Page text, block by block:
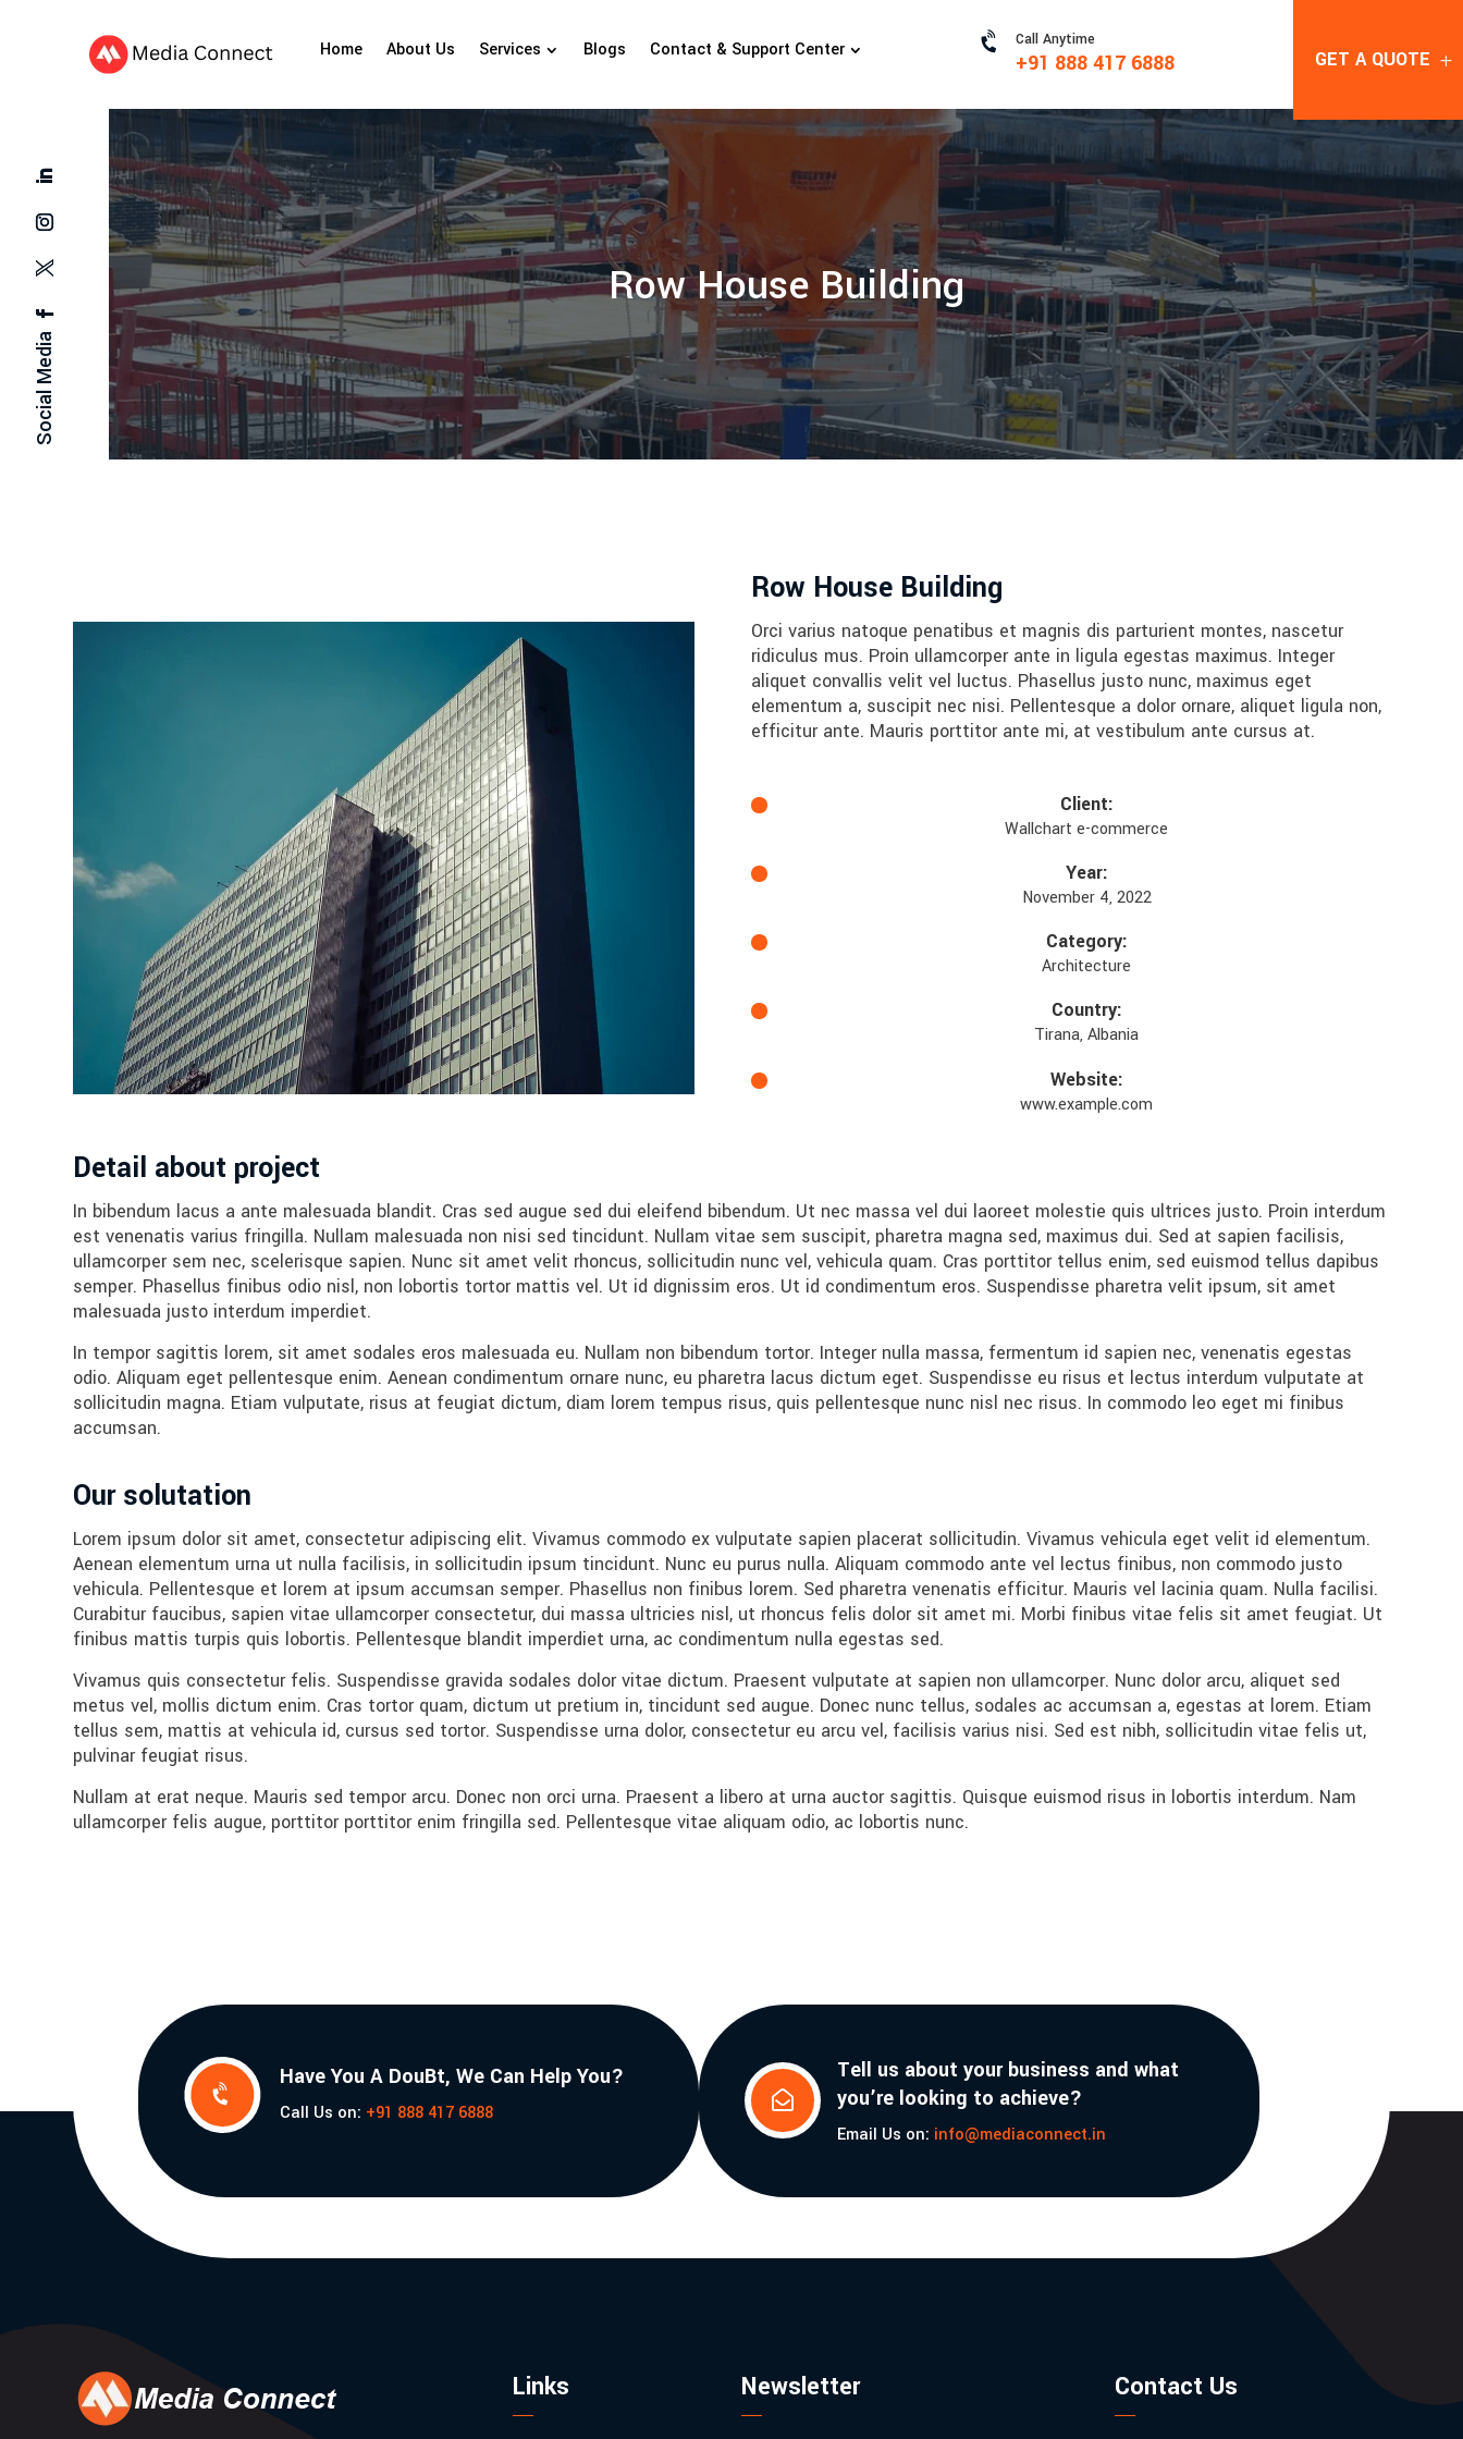
Home About Us Services Blogs Contact & Support Center  Call Anytime
+91 888 417 6888 GET A QUOTE
Row House Building
Social Media
Row House Building
Orci varius natoque penatibus et magnis dis parturient montes, nascetur
ridiculus mus. Proin ullamcorper ante in ligula egestas maximus. Integer
aliquet convallis velit vel luctus. Phasellus justo nunc, maximus eget
elementum a, suscipit nec nisi. Pellentesque a dolor ornare, aliquet ligula non,
efficitur ante. Mauris porttitor ante mi, at vestibulum ante cursus at.
Client:
Wallchart e-commerce
Year:
November 4, 2022
Category:
Architecture
Country:
Tirana, Albania
Website:
www.example.com
Detail about project
In bibendum lacus a ante malesuada blandit. Cras sed augue sed dui eleifend bibendum. Ut nec massa vel dui laoreet molestie quis ultrices justo. Proin interdum
est venenatis varius fringilla. Nullam malesuada non nisi sed tincidunt. Nullam vitae sem suscipit, pharetra magna sed, maximus dui. Sed at sapien facilisis,
ullamcorper sem nec, scelerisque sapien. Nunc sit amet velit rhoncus, sollicitudin nunc vel, vehicula quam. Cras porttitor tellus enim, sed euismod tellus dapibus
semper. Phasellus finibus odio nisl, non lobortis tortor mattis vel. Ut id dignissim eros. Ut id condimentum eros. Suspendisse pharetra velit ipsum, sit amet
malesuada justo interdum imperdiet.
In tempor sagittis lorem, sit amet sodales eros malesuada eu. Nullam non bibendum tortor. Integer nulla massa, fermentum id sapien nec, venenatis egestas
odio. Aliquam eget pellentesque enim. Aenean condimentum ornare nunc, eu pharetra lacus dictum eget. Suspendisse eu risus et lectus interdum vulputate at
sollicitudin magna. Etiam vulputate, risus at feugiat dictum, diam lorem tempus risus, quis pellentesque nunc nisl nec risus. In commodo leo eget mi finibus
accumsan.
Our solutation
Lorem ipsum dolor sit amet, consectetur adipiscing elit. Vivamus commodo ex vulputate sapien placerat sollicitudin. Vivamus vehicula eget velit id elementum.
Aenean elementum urna ut nulla facilisis, in sollicitudin ipsum tincidunt. Nunc eu purus nulla. Aliquam commodo ante vel lectus finibus, non commodo justo
vehicula. Pellentesque et lorem at ipsum accumsan semper. Phasellus non finibus lorem. Sed pharetra venenatis efficitur. Mauris vel lacinia quam. Nulla facilisi.
Curabitur faucibus, sapien vitae ullamcorper consectetur, dui massa ultricies nisl, ut rhoncus felis dolor sit amet mi. Morbi finibus vitae felis sit amet feugiat. Ut
finibus mattis turpis quis lobortis. Pellentesque blandit imperdiet urna, ac condimentum nulla egestas sed.
Vivamus quis consectetur felis. Suspendisse gravida sodales dolor vitae dictum. Praesent vulputate at sapien non ullamcorper. Nunc dolor arcu, aliquet sed
metus vel, mollis dictum enim. Cras tortor quam, dictum ut pretium in, tincidunt sed augue. Donec nunc tellus, sodales ac accumsan a, egestas at lorem. Etiam
tellus sem, mattis at vehicula id, cursus sed tortor. Suspendisse urna dolor, consectetur eu arcu vel, facilisis varius nisi. Sed est nibh, sollicitudin vitae felis ut,
pulvinar feugiat risus.
Nullam at erat neque. Mauris sed tempor arcu. Donec non orci urna. Praesent a libero at urna auctor sagittis. Quisque euismod risus in lobortis interdum. Nam
ullamcorper felis augue, porttitor porttitor enim fringilla sed. Pellentesque vitae aliquam odio, ac lobortis nunc.

Have You A DouBt, We Can Help You?
Call Us on: +91 888 417 6888

Tell us about your business and what
you’re looking to achieve?
Email Us on: info@mediaconnect.in
Links Newsletter Contact Us